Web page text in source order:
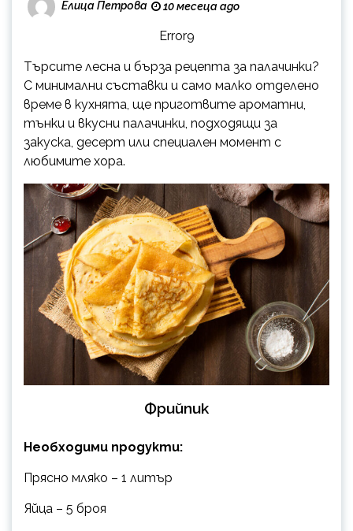
Елица Петрова 10 месеца ago
Error9
Търсите лесна и бърза рецепта за палачинки?
С минимални съставки и само малко отделено
време в кухнята, ще приготвите ароматни,
тънки и вкусни палачинки, подходящи за
закуска, десерт или специален момент с
любимите хора.
Фрийпик
Необходими продукти:
Прясно мляко – 1 литър
Яйца – 5 броя